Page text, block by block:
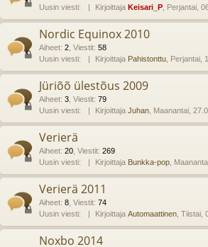
Uusin viesti:
Kirjoittaja Keisari_P , Perjantai,
Nordic Equinox 2010
Aiheet: 2 Viestit: 58
Uusin viesti:
Kirjoittaja Pahistonttu , Perjantai,
Jüriõõ ülestõus 2009
Aiheet: 3 Viestit: 79
Uusin viesti:
Kirjoittaja Juhan , Maanantai,
Verierä
Aiheet: 20 Viestit: 269
Uusin viesti:
Kirjoittaja Bunkka-pop ,
Verierä 2011
Aiheet: 8 Viestit: 74
Uusin viesti:
Kirjoittaja Automaattinen , Tiistai,
Noxbo 2014